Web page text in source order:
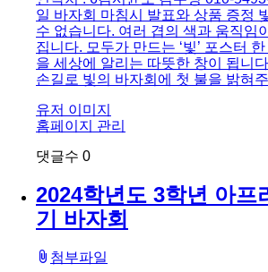
일 바자회 마침시 발표와 상품 증정
수 없습니다. 여러 겹의 색과 움직임
집니다. 모두가 만드는 ‘빛’ 포스터
을 세상에 알리는 따뜻한 창이 됩니
손길로 빛의 바자회에 첫 불을 밝혀
유저 이미지
홈페이지 관리
댓글수 0
2024학년도 3학년 아프
기 바자회
첨부파일